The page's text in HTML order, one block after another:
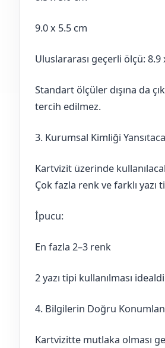
9.0 x 5.5 cm
Uluslararası geçerli ölçü:
Standart ölçüler dışına da
tercih edilmez.
3. Kurumsal Kimliği
Kartvizit üzerinde
Çok fazla renk ve farklı
İpucu:
En fazla 2–3 renk
2 yazı tipi kullanılması
4. Bilgilerin Doğru
Kartvizitte mutlaka olması